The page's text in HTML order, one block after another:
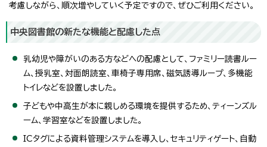
考慮しながら、順次増やしていく予定ですので、ぜひご利用ください。
中央図書館の新たな機能と配慮した点
乳幼児や障がいのある方などへの配慮として、ファミリー読書ルー
ム、授乳室、対面朗読室、車椅子専用席、磁気誘導ループ、多機能
トイレなどを設置しました。
子どもや中高生が本に親しめる環境を提供するため、ティーンズル
ーム、学習室などを設置しました。
ICタグによる資料管理システムを導入し、セキュリティゲート、自動